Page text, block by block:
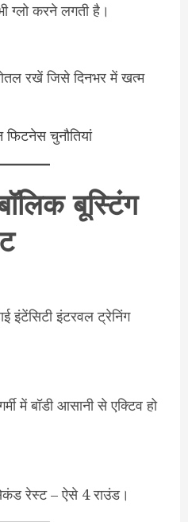
ग्लो करने लगती है।
रखें जिसे दिनभर में खत्म
बूस्टिंग
इंटेंसिटी इंटरवल ट्रेनिंग
में बॉडी आसानी से एक्टिव हो
रेस्ट – ऐसे 4 राउंड।